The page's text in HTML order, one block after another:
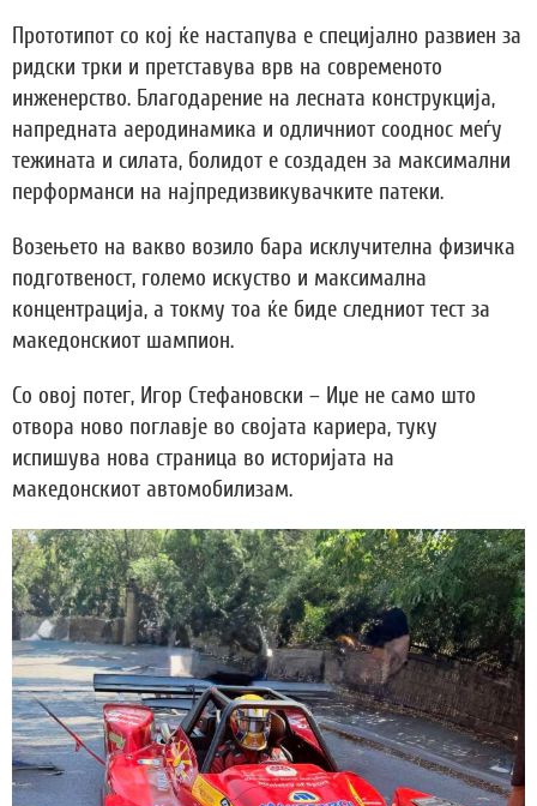
Прототипот со кој ќе настапува е специјално развиен за
ридски трки и претставува врв на современото
инженерство. Благодарение на лесната конструкција,
напредната аеродинамика и одличниот сооднос меѓу
тежината и силата, болидот е создаден за максимални
перформанси на најпредизвикувачките патеки.
Возењето на вакво возило бара исклучителна физичка
подготвеност, големо искуство и максимална
концентрација, а токму тоа ќе биде следниот тест за
македонскиот шампион.
Со овој потег, Игор Стефановски – Иџе не само што
отвора ново поглавје во својата кариера, туку
испишува нова страница во историјата на
македонскиот автомобилизам.